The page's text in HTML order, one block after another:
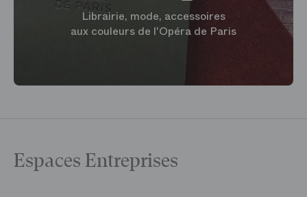
Librairie, mode, accessoires
aux couleurs de l'Opéra de Paris
Espaces Entreprises